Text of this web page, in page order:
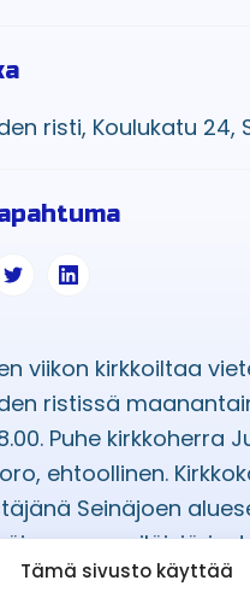
Tämä sivusto käyttää
risti, Koulukatu 24,
viikon kirkkoiltaa
ristissä
Puhe kirkkoherra
ehtoollinen.
Seinäjoen